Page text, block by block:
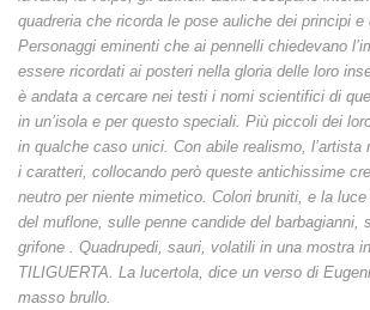
quadreria che ricorda le pose auliche dei principi e
Personaggi eminenti che ai pennelli chiedevano
essere ricordati ai posteri nella gloria delle loro
è andata a cercare nei testi i nomi scientifici di
in un’isola e per questo speciali. Più piccoli dei
in qualche caso unici. Con abile realismo, l’artista
i caratteri, collocando però queste antichissime
neutro per niente mimetico. Colori bruniti, e la
del muflone, sulle penne candide del barbagianni,
grifone . Quadrupedi, sauri, volatili in una mostra
TILIGUERTA. La lucertola, dice un verso di
masso brullo.